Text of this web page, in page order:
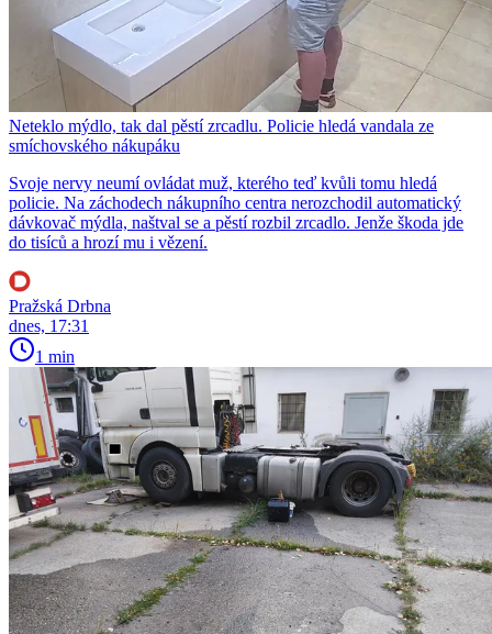
Neteklo mýdlo, tak dal pěstí zrcadlu. Policie hledá vandala ze
smíchovského nákupáku
Svoje nervy neumí ovládat muž, kterého teď kvůli tomu hledá
policie. Na záchodech nákupního centra nerozchodil automatický
dávkovač mýdla, naštval se a pěstí rozbil zrcadlo. Jenže škoda jde
do tisíců a hrozí mu i vězení.
Pražská Drbna
dnes, 17:31
1 min